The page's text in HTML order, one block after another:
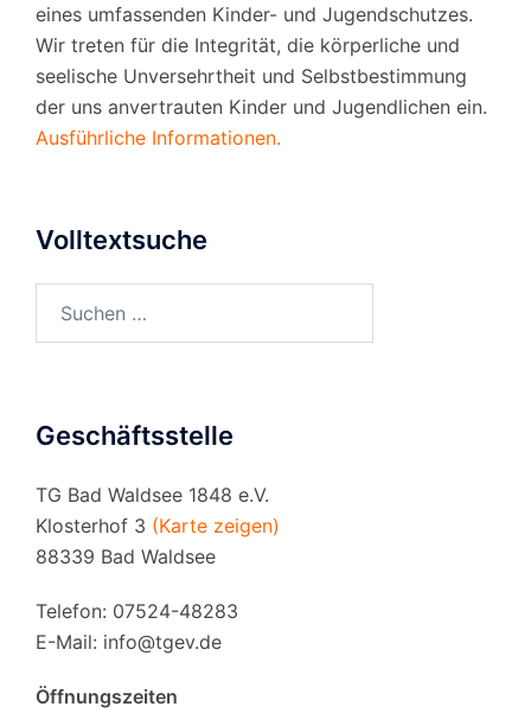
eines umfassenden Kinder- und Jugendschutzes.
Wir treten für die Integrität, die körperliche und
seelische Unversehrtheit und Selbstbestimmung
der uns anvertrauten Kinder und Jugendlichen ein.
Ausführliche Informationen.
Volltextsuche
nach:
Geschäftsstelle
TG Bad Waldsee 1848 e.V.
Klosterhof 3 (Karte zeigen)
88339 Bad Waldsee
Telefon: 07524-48283
E-Mail: info@tgev.de
Öffnungszeiten